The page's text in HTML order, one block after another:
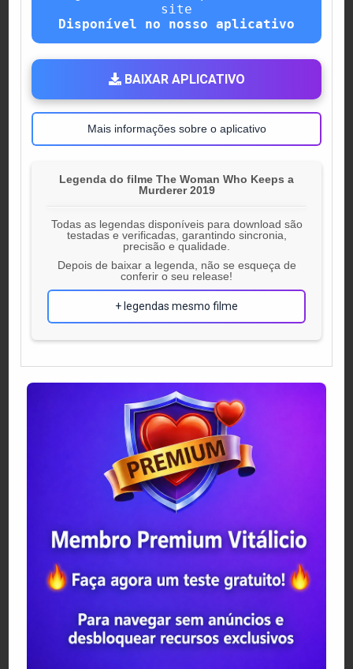
site
Disponível no nosso aplicativo
BAIXAR APLICATIVO
Mais informações sobre o aplicativo
Legenda do filme The Woman Who Keeps a
Murderer 2019
Todas as legendas disponíveis para download são
testadas e verificadas, garantindo sincronia,
precisão e qualidade.
Depois de baixar a legenda, não se esqueça de
conferir o seu release!
+ legendas mesmo filme